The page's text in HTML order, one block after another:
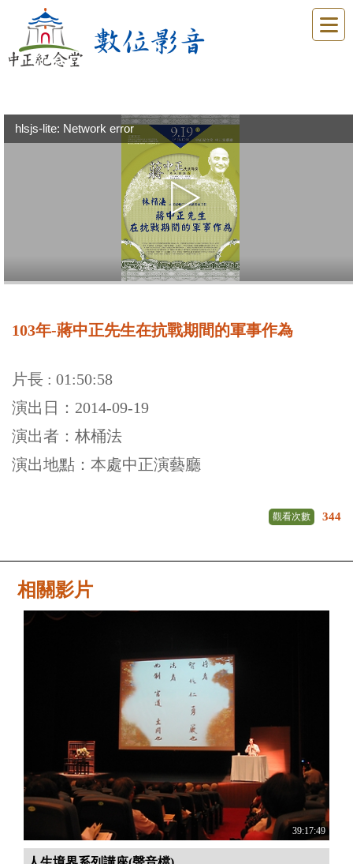
hlsjs-lite: Network error
103年-蔣中正先生在抗戰期間的軍事作為
片長 : 01:50:58
演出日：2014-09-19
演出者：林桶法
演出地點：本處中正演藝廳
觀看次數 344
相關影片
39:17:49